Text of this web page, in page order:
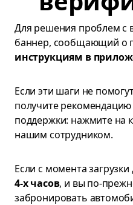
Для решения проблем с
баннер, сообщающий о
инструкциям в
Если эти шаги не
получите рекомендацию
поддержки: нажмите на
нашим сотрудником.
Если с момента
4-х часов, и вы по-
забронировать